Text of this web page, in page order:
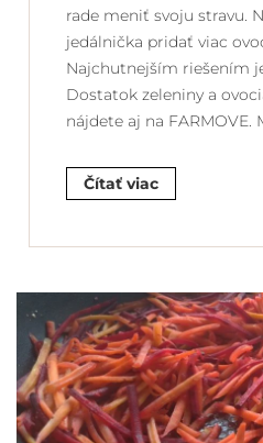
rade meniť svoju stravu.
jedálnička pridať viac
Najchutnejším riešením
Dostatok zeleniny a
nájdete aj na FARMOVE.
Čítať viac